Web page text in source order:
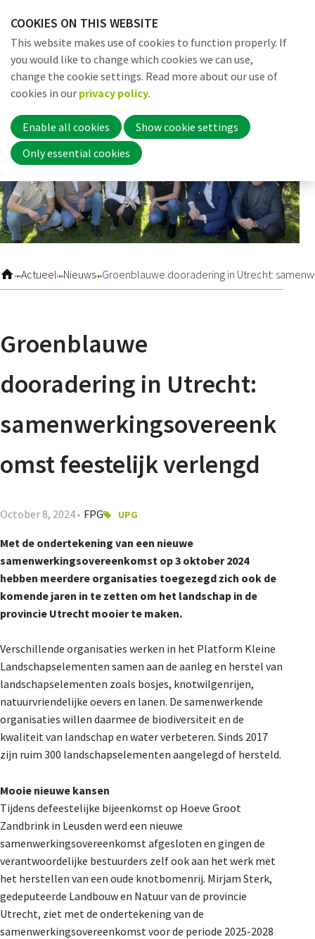
links
Jump
to
navigation
to
main
content
Actueel Nieuws Groenblauwe dooradering in Utrecht:
Groenblauwe
dooradering in Utrecht:
samenwerkingsovereenk
omst feestelijk verlengd
October 8, 2024 FPG UPG
Met de ondertekening van een nieuwe
samenwerkingsovereenkomst op 3 oktober 2024
hebben meerdere organisaties toegezegd zich ook de
komende jaren in te zetten om het landschap in de
provincie Utrecht mooier te maken.
Verschillende organisaties werken in het Platform Kleine
Landschapselementen samen aan de aanleg en herstel van
landschapselementen zoals bosjes, knotwilgenrijen,
natuurvriendelijke oevers en lanen. De samenwerkende
organisaties willen daarmee de biodiversiteit en de
kwaliteit van landschap en water verbeteren. Sinds 2017
zijn ruim 300 landschapselementen aangelegd of hersteld.
Mooie nieuwe kansen
Tijdens defeestelijke bijeenkomst op Hoeve Groot
Zandbrink in Leusden werd een nieuwe
samenwerkingsovereenkomst afgesloten en gingen de
verantwoordelijke bestuurders zelf ook aan het werk met
het herstellen van een oude knotbomenrij. Mirjam Sterk,
gedeputeerde Landbouw en Natuur van de provincie
Utrecht, ziet met de ondertekening van de
samenwerkingsovereenkomst voor de periode 2025-2028
Home
Lidmaatschap
Dossiers
De Landeigenaar
Contact
COOKIES ON THIS WEBSITE
This website makes use of cookies to function properly. If
you would like to change which cookies we can use,
change the cookie settings. Read more about our use of
cookies in our privacy policy.
Enable all cookies
Show cookie settings
Only essential cookies